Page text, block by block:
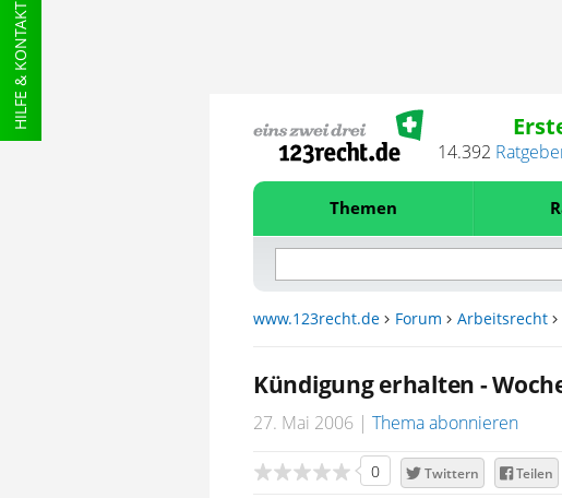
HILFE & KONTAKT
14.392
Themen
www.123recht.de Forum Arbeitsrecht
Kündigung erhalten -
27. Mai 2006 Thema abonnieren
0 Twittern Teilen